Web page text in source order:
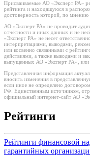
Присваиваемые АО «Эксперт РА»
рейтинга и находящуюся в
достоверность которой, по
АО «Эксперт РА» не проводит
отчётности и иных данных и не
«Эксперт РА» не несет
интерпретациями, выводами,
или косвенно связанными с
действиями, а также выводами и
выпущенных АО «Эксперт РА», или
Представленная информация
вносить изменения в
если иное не определено
РФ. Единственным источником,
официальный интернет-сайт АО
Рейтинги
Рейтинги финансовой
гарантийных